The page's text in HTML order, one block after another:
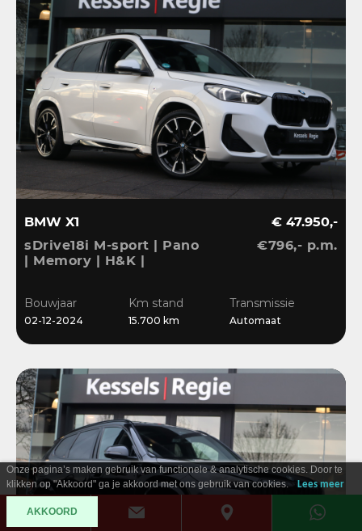
BMW X1
sDrive18i M-sport | Pano
| Memory | H&K |
€ 47.950,-
€796,- p.m.
Bouwjaar
02-12-2024
Km stand
15.700 km
Transmissie
Automaat
Onze pagina’s maken gebruik van functionele & analytische cookies. Door te
klikken op "Akkoord" ga je akkoord met ons gebruik van cookies.
Lees meer
AKKOORD